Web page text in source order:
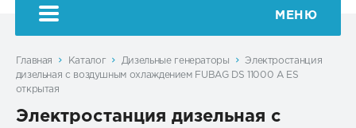
МЕНЮ
Главная Каталог Дизельные генераторы
Электростанция
дизельная с воздушным охлаждением FUBAG DS 11000 A ES
открытая
Электростанция дизельная с